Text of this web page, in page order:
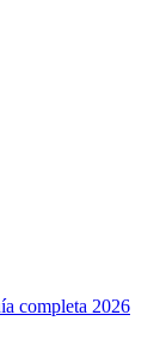
completa 2026